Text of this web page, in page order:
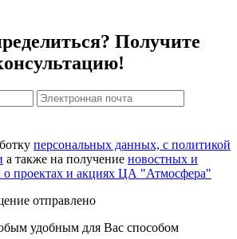
Получите
персональных данных, с политикой
а также на получение новостных и
о проектах и акциях ЦА "Атмосфера"
отправлено
удобным для Вас способом